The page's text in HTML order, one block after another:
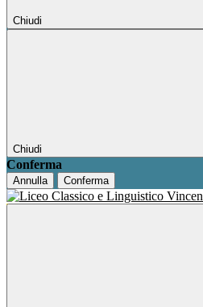
Chiudi
Chiudi
Conferma
Annulla Conferma